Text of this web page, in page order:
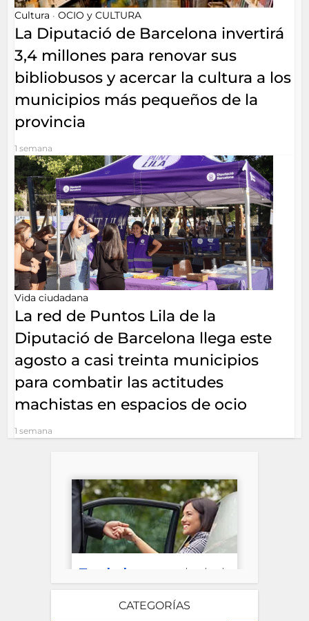
Cultura • OCIO y CULTURA
La Diputació de Barcelona invertirá
3,4 millones para renovar sus
bibliobusos y acercar la cultura a los
municipios más pequeños de la
provincia
1 semana
Vida ciudadana
La red de Puntos Lila de la
Diputació de Barcelona llega este
agosto a casi treinta municipios
para combatir las actitudes
machistas en espacios de ocio
1 semana
CATEGORÍAS